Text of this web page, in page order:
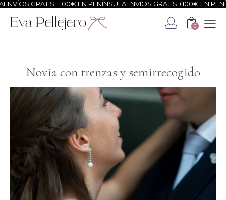
GRATIS +100€ EN PENÍNSULAENVÍOS GRATIS +100€ EN PENÍNSULA
0
Novia con trenzas y semirrecogido